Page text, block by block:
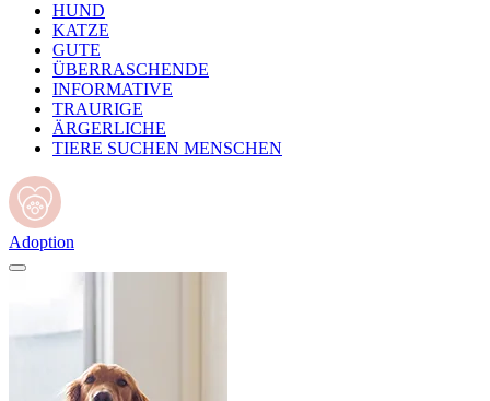
HUND
KATZE
GUTE
ÜBERRASCHENDE
INFORMATIVE
TRAURIGE
ÄRGERLICHE
TIERE SUCHEN MENSCHEN
Adoption